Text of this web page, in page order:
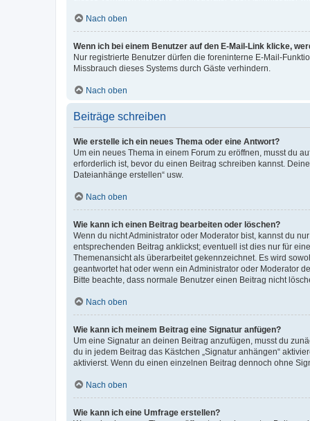
Nach oben
Wenn ich bei einem Benutzer auf den E-Mail-Link klicke,
Nur registrierte Benutzer dürfen die foreninterne E-Mail-
Missbrauch dieses Systems durch Gäste verhindern.
Nach oben
Beiträge schreiben
Wie erstelle ich ein neues Thema oder eine Antwort?
Um ein neues Thema in einem Forum zu eröffnen, musst du
erforderlich ist, bevor du einen Beitrag schreiben kannst.
Dateianhänge erstellen“ usw.
Nach oben
Wie kann ich einen Beitrag bearbeiten oder löschen?
Wenn du nicht Administrator oder Moderator bist, kannst du
entsprechenden Beitrag anklickst; eventuell ist dies nur für
Themenansicht als überarbeitet gekennzeichnet. Es wird
geantwortet hat oder wenn ein Administrator oder Moderator
Bitte beachte, dass normale Benutzer einen Beitrag nicht
Nach oben
Wie kann ich meinem Beitrag eine Signatur anfügen?
Um eine Signatur an deinen Beitrag anzufügen, musst du
du in jedem Beitrag das Kästchen „Signatur anhängen“
aktivierst. Wenn du einen einzelnen Beitrag dennoch ohne
Nach oben
Wie kann ich eine Umfrage erstellen?